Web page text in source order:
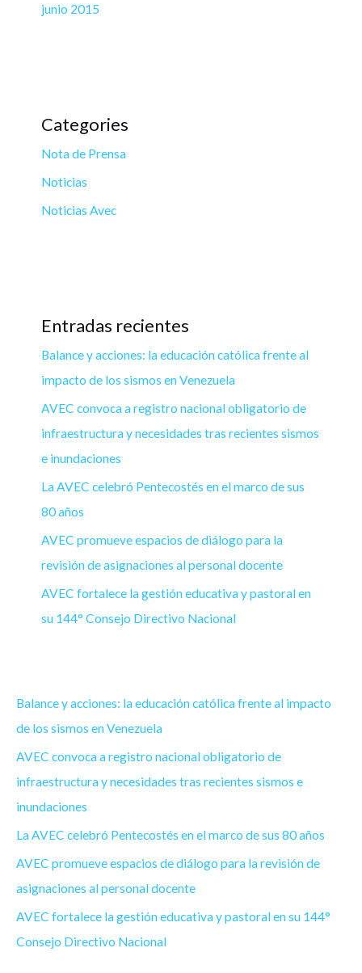
junio 2015
Categories
Nota de Prensa
Noticias
Noticias Avec
Entradas recientes
Balance y acciones: la educación católica frente al
impacto de los sismos en Venezuela
AVEC convoca a registro nacional obligatorio de
infraestructura y necesidades tras recientes sismos
e inundaciones
La AVEC celebró Pentecostés en el marco de sus
80 años
AVEC promueve espacios de diálogo para la
revisión de asignaciones al personal docente
AVEC fortalece la gestión educativa y pastoral en
su 144° Consejo Directivo Nacional
Balance y acciones: la educación católica frente al impacto
de los sismos en Venezuela
AVEC convoca a registro nacional obligatorio de
infraestructura y necesidades tras recientes sismos e
inundaciones
La AVEC celebró Pentecostés en el marco de sus 80 años
AVEC promueve espacios de diálogo para la revisión de
asignaciones al personal docente
AVEC fortalece la gestión educativa y pastoral en su 144°
Consejo Directivo Nacional